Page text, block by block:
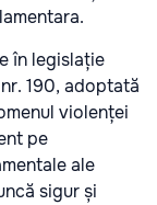
în legislație
190, adoptată
violenței
pe
ale
sigur și